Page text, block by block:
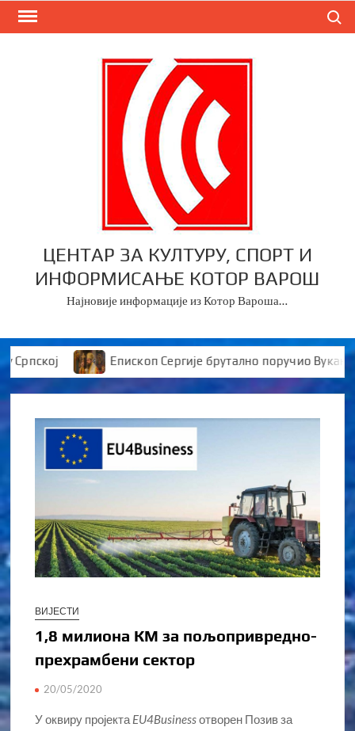
Skip
ЦЕНТАР ЗА КУЛТУРУ, СПОРТ И
ИНФОРМИСАЊЕ КОТОР ВАРОШ
Најновије информације из Котор Вароша…
Епископ Сергије брутално поручио
ВИЈЕСТИ
1,8 милиона КМ за пољопривредно-
прехрамбени сектор
20/05/2020
У оквиру пројекта EU4Businessотворен Позив за